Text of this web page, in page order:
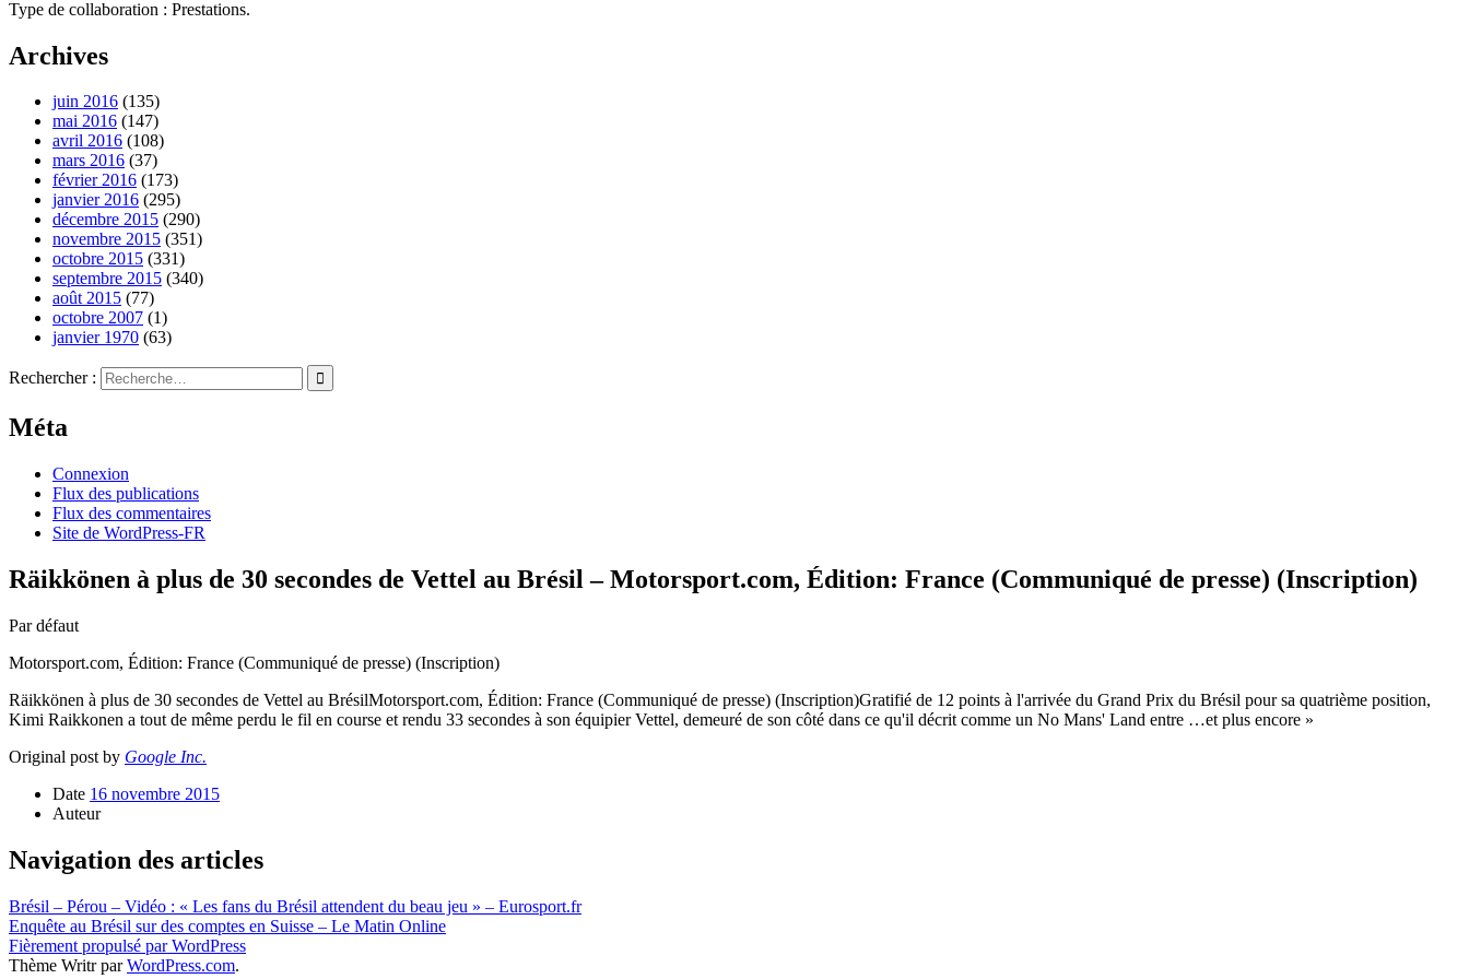
Type de collaboration : Prestations.
Archives
juin 2016 (135)
mai 2016 (147)
avril 2016 (108)
mars 2016 (37)
février 2016 (173)
janvier 2016 (295)
décembre 2015 (290)
novembre 2015 (351)
octobre 2015 (331)
septembre 2015 (340)
août 2015 (77)
octobre 2007 (1)
janvier 1970 (63)
Rechercher :
Méta
Connexion
Flux des publications
Flux des commentaires
Site de WordPress-FR
Räikkönen à plus de 30 secondes de Vettel au Brésil – Motorsport.com, Édition: France (Communiqué de presse) (Inscription)
Par défaut
Motorsport.com, Édition: France (Communiqué de presse) (Inscription)
Räikkönen à plus de 30 secondes de Vettel au BrésilMotorsport.com, Édition: France (Communiqué de presse) (Inscription)Gratifié de 12 points à l'arrivée du Grand Prix du Brésil pour sa quatrième position,
Kimi Raikkonen a tout de même perdu le fil en course et rendu 33 secondes à son équipier Vettel, demeuré de son côté dans ce qu'il décrit comme un No Mans' Land entre …et plus encore »
Original post by Google Inc.
Date 16 novembre 2015
Auteur
Navigation des articles
Brésil – Pérou – Vidéo : « Les fans du Brésil attendent du beau jeu » – Eurosport.fr
Enquête au Brésil sur des comptes en Suisse – Le Matin Online
Fièrement propulsé par WordPress
Thème Writr parWordPress.com.